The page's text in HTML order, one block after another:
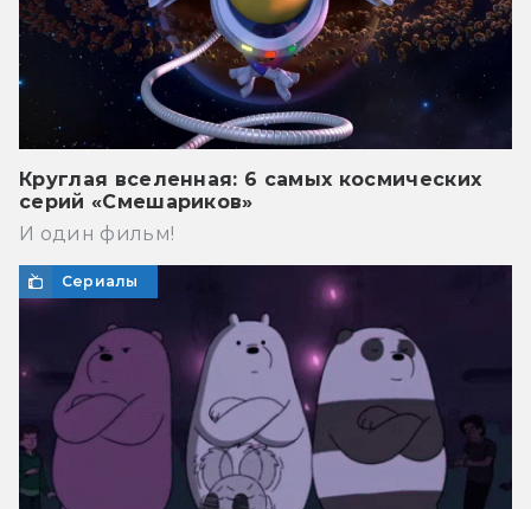
Круглая вселенная: 6 самых космических
серий «Смешариков»
И один фильм!
Сериалы